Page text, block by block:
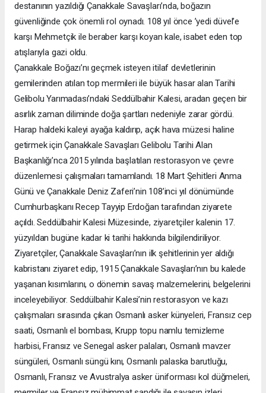
destanının yazıldığı Çanakkale Savaşları’nda, boğazın
güvenliğinde çok önemli rol oynadı. 108 yıl önce ’yedi düvel’e
karşı Mehmetçik ile beraber karşı koyan kale, isabet eden top
atışlarıyla gazi oldu.
Çanakkale Boğazı’nı geçmek isteyen itilaf devletlerinin
gemilerinden atılan top mermileri ile büyük hasar alan Tarihi
Gelibolu Yarımadası’ndaki Seddülbahir Kalesi, aradan geçen bir
asırlık zaman diliminde doğa şartları nedeniyle zarar gördü.
Harap haldeki kaleyi ayağa kaldırıp, açık hava müzesi haline
getirmek için Çanakkale Savaşları Gelibolu Tarihi Alan
Başkanlığı’nca 2015 yılında başlatılan restorasyon ve çevre
düzenlemesi çalışmaları tamamlandı. 18 Mart Şehitleri Anma
Günü ve Çanakkale Deniz Zaferi’nin 108’inci yıl dönümünde
Cumhurbaşkanı Recep Tayyip Erdoğan tarafından ziyarete
açıldı. Seddülbahir Kalesi Müzesinde, ziyaretçiler kalenin 17.
yüzyıldan bugüne kadar ki tarihi hakkında bilgilendiriliyor.
Ziyaretçiler, Çanakkale Savaşları’nın ilk şehitlerinin yer aldığı
kabristanı ziyaret edip, 1915 Çanakkale Savaşları’nın bu kalede
yaşanan kısımlarını, o dönemin savaş malzemelerini, belgelerini
inceleyebiliyor. Seddülbahir Kalesi’nin restorasyon ve kazı
çalışmaları sırasında çıkan Osmanlı asker künyeleri, Fransız cep
saati, Osmanlı el bombası, Krupp topu namlu temizleme
harbisi, Fransız ve Senegal asker palaları, Osmanlı mavzer
süngüleri, Osmanlı süngü kını, Osmanlı palaska barutluğu,
Osmanlı, Fransız ve Avustralya asker üniforması kol düğmeleri,